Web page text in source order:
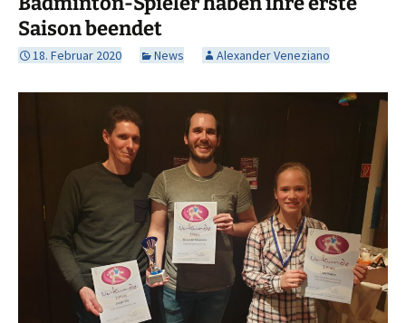
Saison beendet
18. Februar 2020 News Alexander Veneziano